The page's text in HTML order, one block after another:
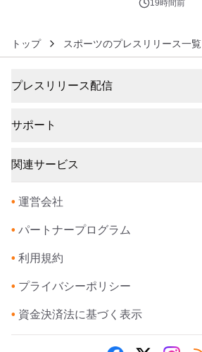
19時間前
トップ スポーツのプレスリリース一覧
プレスリリース配信
サポート
関連サービス
• 運営会社
• パートナープログラム
• 利用規約
• プライバシーポリシー
• 資金決済法に基づく表示